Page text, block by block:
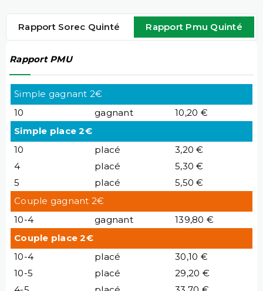
Rapport Sorec Quinté Rapport Pmu Quinté
Rapport PMU
Simple gagnant 2€
10
gagnant
10,20 €
Simple place 2€
10
placé
3,20 €
4
placé
5,30 €
5
placé
5,50 €
Couple gagnant 2€
10-4
gagnant
139,80 €
Couple place 2€
10-4
placé
30,10 €
10-5
placé
29,20 €